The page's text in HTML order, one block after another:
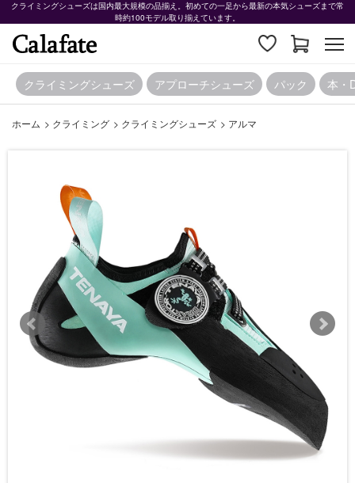
クライミングシューズは国内最大規模の品揃え。初めての一足から最新の本気シューズまで常
時約100モデル取り揃えています。
クライミングシューズ アプローチシューズ パック 本・
ホーム > クライミング > クライミングシューズ > アルマ